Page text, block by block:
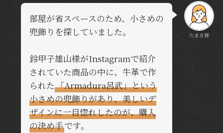
たまき様
部屋が省スペースのため、小さめの
兜飾りを探していました。
鈴甲子雄山様がInstagramで紹介
されていた商品の中に、牛革で作
られた「Armadura呂武」という
小さめの兜飾りがあり、美しいデ
ザインに一目惚れしたのが、購入
の決め手です。